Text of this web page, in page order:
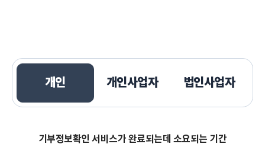
개인 개인사업자 법인사업자
기부정보확인 서비스가 완료되는데 소요되는 기간